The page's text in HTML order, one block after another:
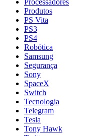
Produtos
PS Vita
PS3
PS4
Robótica
Samsung
Segurança
Sony
SpaceX
Switch
Tecnologia
Telegram
Tesla
Tony Hawk